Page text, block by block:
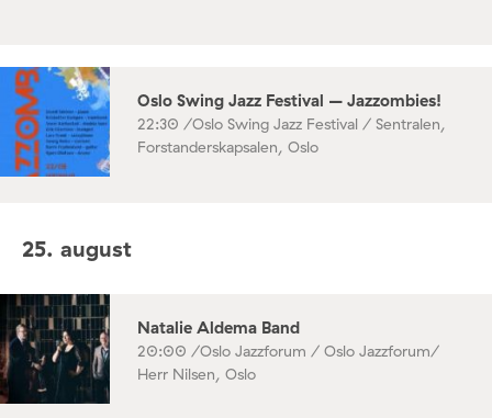
Oslo Swing Jazz Festival – Jazzombies!
22:30 /Oslo Swing Jazz Festival / Sentralen,
Forstanderskapsalen, Oslo
25. august
Natalie Aldema Band
20:00 /Oslo Jazzforum / Oslo Jazzforum/
Herr Nilsen, Oslo